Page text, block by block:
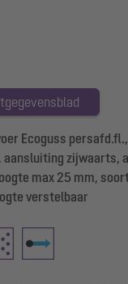
Ecoguss
aansluiting zijwaarts,
max 25 mm,
verstelbaar